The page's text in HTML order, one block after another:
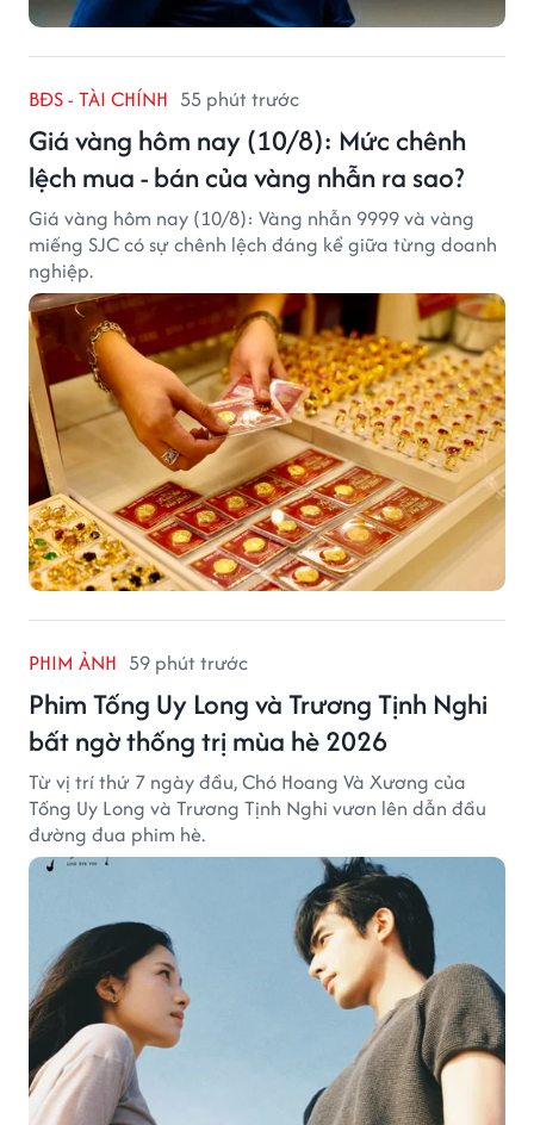
BĐS - TÀI CHÍNH 55 phút trước
Giá vàng hôm nay (10/8): Mức chênh
lệch mua - bán của vàng nhẫn ra sao?
Giá vàng hôm nay (10/8): Vàng nhẫn 9999 và vàng
miếng SJC có sự chênh lệch đáng kể giữa từng doanh
nghiệp.
PHIM ẢNH 59 phút trước
Phim Tống Uy Long và Trương Tịnh Nghi
bất ngờ thống trị mùa hè 2026
Từ vị trí thứ 7 ngày đầu, Chó Hoang Và Xương của
Tống Uy Long và Trương Tịnh Nghi vươn lên dẫn đầu
đường đua phim hè.